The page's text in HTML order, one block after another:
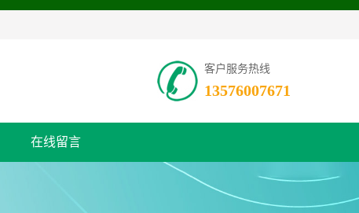
客户服务热线
13576007671
在线留言